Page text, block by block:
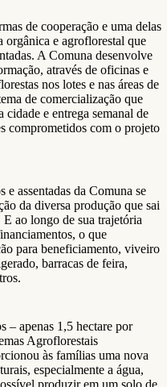
de cooperação e uma delas
orgânica e agroflorestal que
A Comuna desenvolve
através de oficinas e
nos lotes e nas áreas de
de comercialização que
e entrega semanal de
comprometidos com o projeto
e assentadas da Comuna se
da diversa produção que sai
ao longo de sua trajetória
o que
para beneficiamento, viveiro
barracas de feira,
– apenas 1,5 hectare por
Agroflorestais
às famílias uma nova
especialmente a água,
produzir em um solo de